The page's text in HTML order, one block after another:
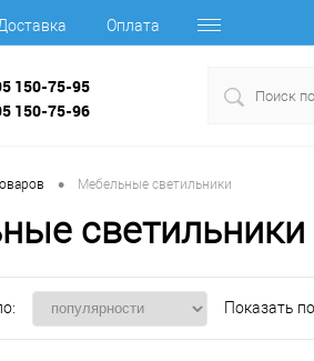
Оплата
150-75-95
150-75-96
• Мебельные светильники
Показать